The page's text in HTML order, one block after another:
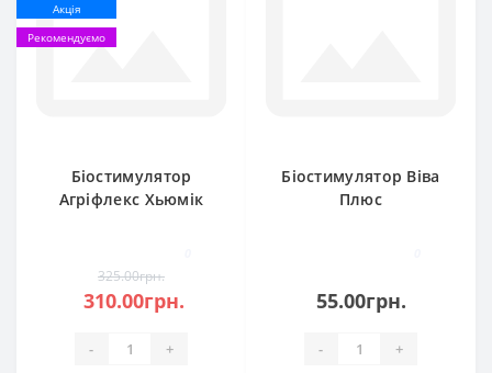
Акція
Рекомендуємо
Біостимулятор
Агріфлекс Хьюмік
325.00грн.
310.00грн.
- +
Біостимулятор Віва
Плюс
55.00грн.
- +